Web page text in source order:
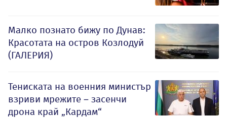
Малко познато бижу по Дунав:
Красотата на остров Козлодуй
(ГАЛЕРИЯ)
Тениската на военния министър
взриви мрежите – засенчи
дрона край „Кардам“